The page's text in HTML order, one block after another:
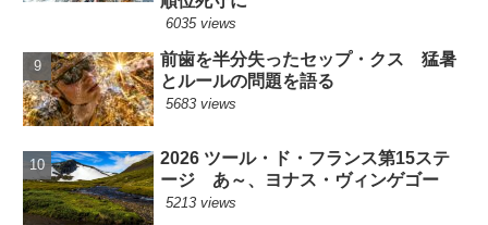
6035 views
前歯を半分失ったセップ・クス 猛暑
とルールの問題を語る
5683 views
2026 ツール・ド・フランス第15ステ
ージ あ～、ヨナス・ヴィンゲゴー
5213 views